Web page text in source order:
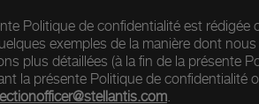
Politique de confidentialité est
exemples de la manière dont
plus détaillées (à la fin de la présente
la présente Politique de confidentialité
.